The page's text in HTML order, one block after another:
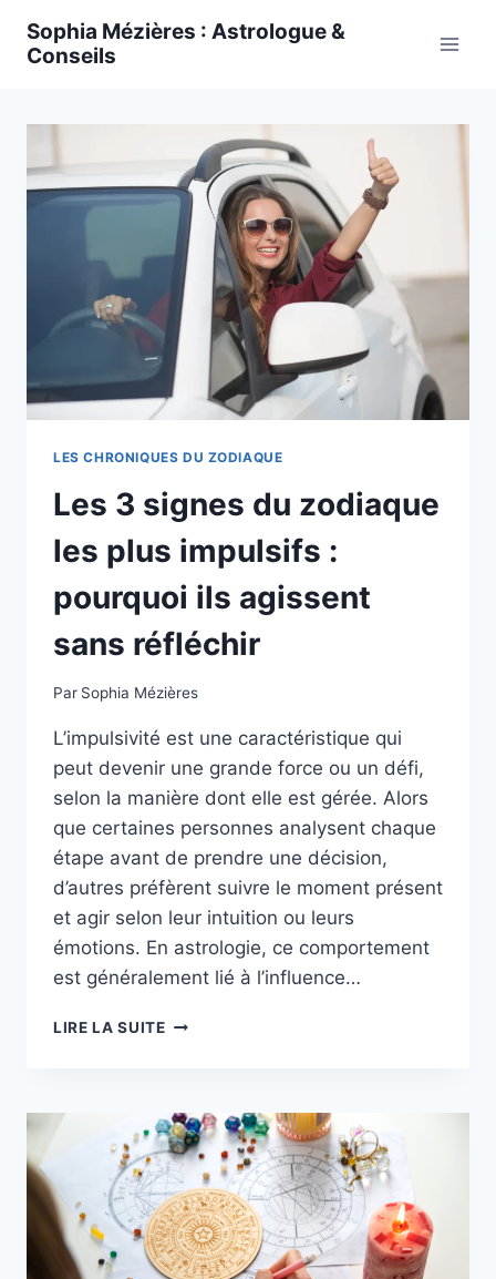
Sophia Mézières : Astrologue &
Conseils
LES CHRONIQUES DU ZODIAQUE
Les 3 signes du zodiaque
les plus impulsifs :
pourquoi ils agissent
sans réfléchir
Par Sophia Mézières
L’impulsivité est une caractéristique qui
peut devenir une grande force ou un défi,
selon la manière dont elle est gérée. Alors
que certaines personnes analysent chaque
étape avant de prendre une décision,
d’autres préfèrent suivre le moment présent
et agir selon leur intuition ou leurs
émotions. En astrologie, ce comportement
est généralement lié à l’influence…
LIRE LA SUITELES
ZODIAQUE
LES
PLUS
IMPULSIFS
:
POURQUOI
ILS